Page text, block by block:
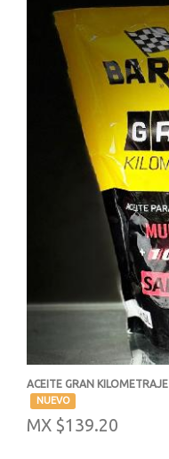
ACEITE GRAN
NUEVO
MX $139.20